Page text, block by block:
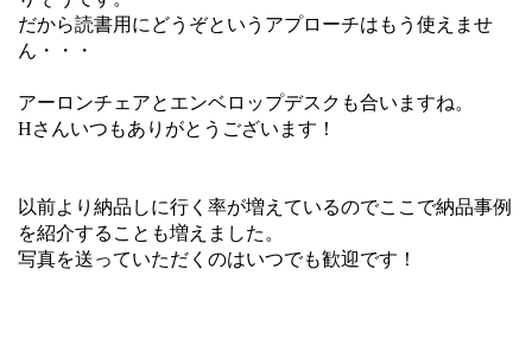
だから読書用にどうぞというアプローチはもう使えませ
ん・・・
アーロンチェアとエンベロップデスクも合いますね。
Hさんいつもありがとうございます！
以前より納品しに行く率が増えているのでここで納品事例
を紹介することも増えました。
写真を送っていただくのはいつでも歓迎です！